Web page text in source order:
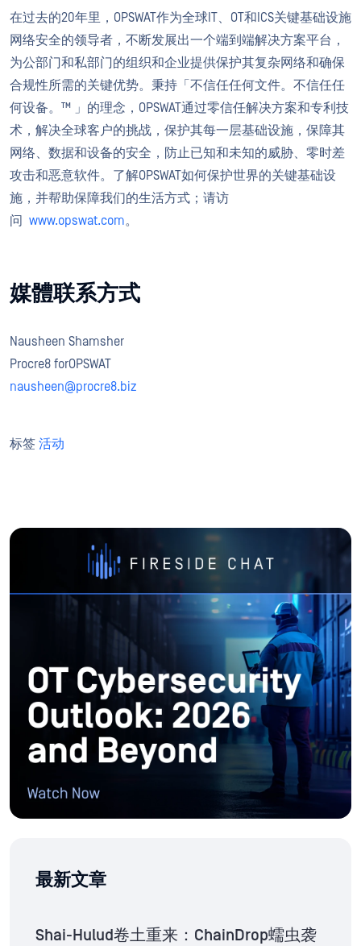
在过去的20年里，OPSWAT作为全球IT、OT和ICS关键基础设施
网络安全的领导者，不断发展出一个端到端解决方案平台，
为公部门和私部门的组织和企业提供保护其复杂网络和确保
合规性所需的关键优势。秉持「不信任任何文件。不信任任
何设备。™ 」的理念，OPSWAT通过零信任解决方案和专利技
术，解决全球客户的挑战，保护其每一层基础设施，保障其
网络、数据和设备的安全，防止已知和未知的威胁、零时差
攻击和恶意软件。了解OPSWAT如何保护世界的关键基础设
施，并帮助保障我们的生活方式；请访
问 www.opswat.com。
媒體联系方式
Nausheen Shamsher
Procre8 forOPSWAT
nausheen@procre8.biz
标签 活动
最新文章
Shai-Hulud卷土重来：ChainDrop蠕虫袭